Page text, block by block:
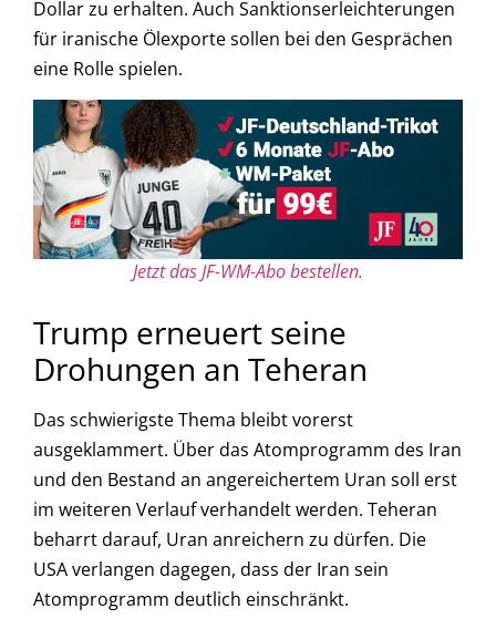
Dollar zu erhalten. Auch Sanktionserleichterungen
für iranische Ölexporte sollen bei den Gesprächen
eine Rolle spielen.
Jetzt das JF-WM-Abo bestellen.
Trump erneuert seine
Drohungen an Teheran
Das schwierigste Thema bleibt vorerst
ausgeklammert. Über das Atomprogramm des Iran
und den Bestand an angereichertem Uran soll erst
im weiteren Verlauf verhandelt werden. Teheran
beharrt darauf, Uran anreichern zu dürfen. Die
USA verlangen dagegen, dass der Iran sein
Atomprogramm deutlich einschränkt.